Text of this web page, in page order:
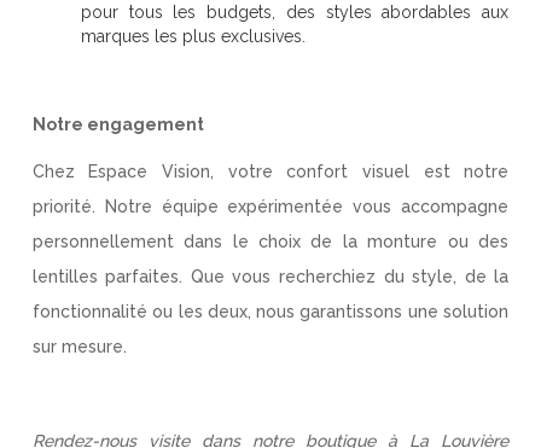
pour tous les budgets, des styles abordables aux
marques les plus exclusives.
Notre engagement
Chez Espace Vision, votre confort visuel est notre
priorité. Notre équipe expérimentée vous accompagne
personnellement dans le choix de la monture ou des
lentilles parfaites. Que vous recherchiez du style, de la
fonctionnalité ou les deux, nous garantissons une solution
sur mesure.
Rendez-nous visite dans notre boutique à La Louvière